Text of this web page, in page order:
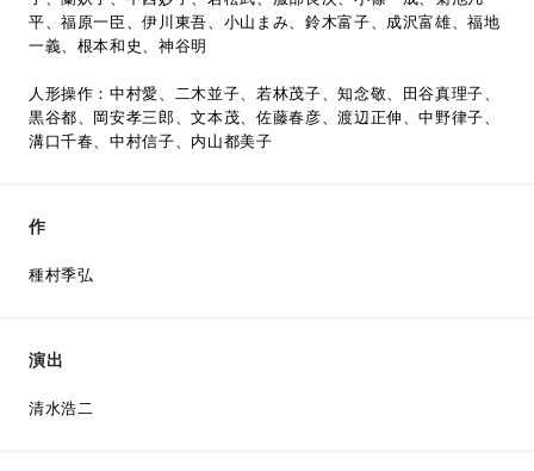
平、福原一臣、伊川東吾、小山まみ、鈴木富子、成沢富雄、福地
一義、根本和史、神谷明
人形操作：中村愛、二木並子、若林茂子、知念敬、田谷真理子、
黒谷都、岡安孝三郎、文本茂、佐藤春彦、渡辺正伸、中野律子、
溝口千春、中村信子、内山都美子
作
種村季弘
演出
清水浩二